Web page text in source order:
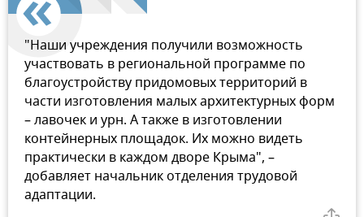
"Наши учреждения получили возможность
участвовать в региональной программе по
благоустройству придомовых территорий в
части изготовления малых архитектурных форм
– лавочек и урн. А также в изготовлении
контейнерных площадок. Их можно видеть
практически в каждом дворе Крыма", –
добавляет начальник отделения трудовой
адаптации.